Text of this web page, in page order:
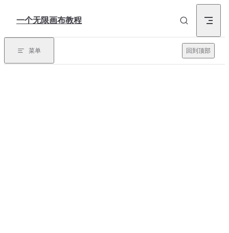
一个无限画布教程
菜单 回到顶部